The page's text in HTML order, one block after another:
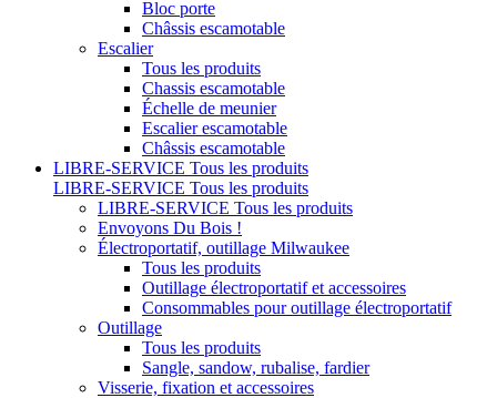
Bloc porte
Châssis escamotable
Escalier
Tous les produits
Chassis escamotable
Échelle de meunier
Escalier escamotable
Châssis escamotable
LIBRE-SERVICE Tous les produits
LIBRE-SERVICE Tous les produits
LIBRE-SERVICE Tous les produits
Envoyons Du Bois !
Électroportatif, outillage Milwaukee
Tous les produits
Outillage électroportatif et accessoires
Consommables pour outillage électroportatif
Outillage
Tous les produits
Sangle, sandow, rubalise, fardier
Visserie, fixation et accessoires